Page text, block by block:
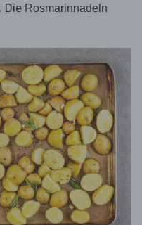
Die Rosmarinnadeln